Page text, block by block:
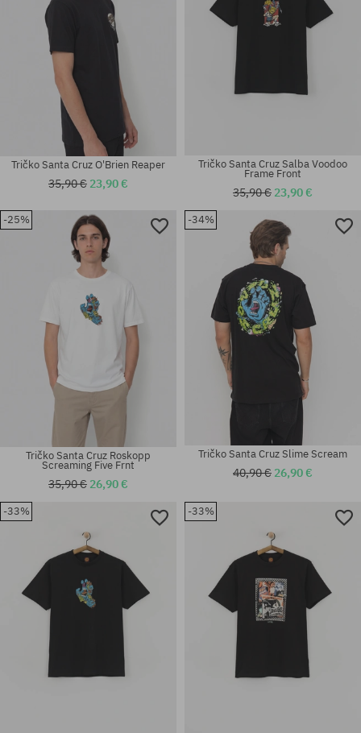
Dostupné veľkosti:
Dostupné veľkosti:
Dostupné veľkosti:
Tričko Santa Cruz O'Brien Reaper
35,90 € 23,90 €
Dostupné veľkosti:
Tričko Santa Cruz Salba Voodoo
Frame Front
35,90 € 23,90 €
-25%
Tričko Santa Cruz Roskopp
Screaming Five Frnt
35,90 € 26,90 €
-34%
Tričko Santa Cruz Slime Scream
40,90 € 26,90 €
-33% -33%